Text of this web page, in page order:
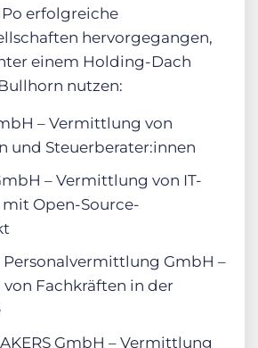
erfolgreiche
hervorgegangen,
einem Holding-Dach
nutzen:
– Vermittlung von
und Steuerberater:innen
– Vermittlung von IT-
Open-Source-
Personalvermittlung GmbH –
Fachkräften in der
GmbH – Vermittlung